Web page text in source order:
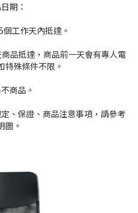
期：
工作天內抵達。
品抵達，商品前一天會有專人電
特殊條件不限。
商品。
、保證、商品注意事項，請參考
圖。